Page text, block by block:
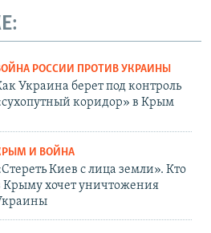
РОССИИ ПРОТИВ УКРАИНЫ
Украина берет под контроль
коридор» в Крым
И ВОЙНА
Киев с лица земли». Кто
Крыму хочет уничтожения